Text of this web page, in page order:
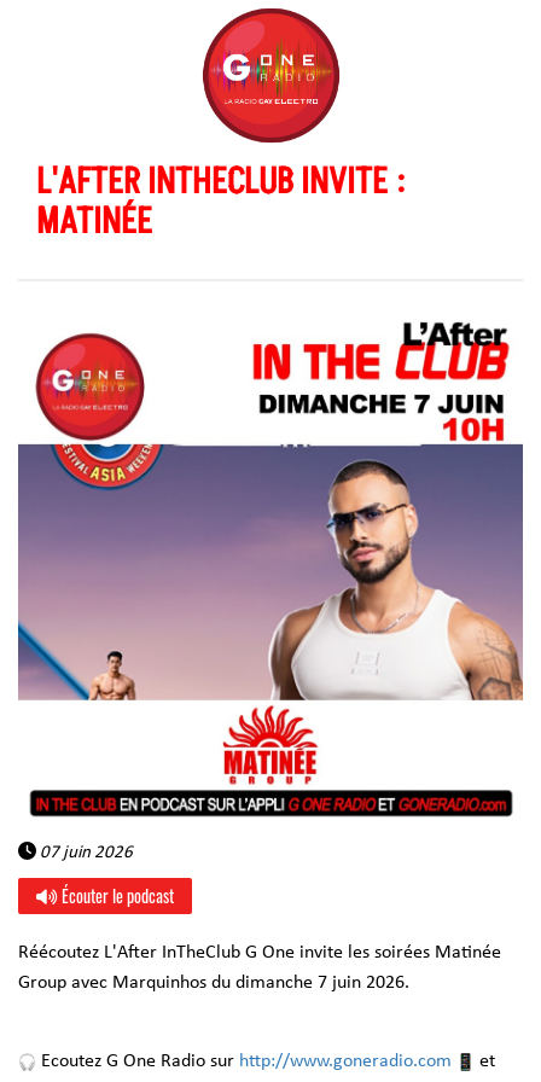
L'AFTER INTHECLUB INVITE :
MATINÉE
07 juin 2026
Écouter le podcast
Réécoutez L'After InTheClub G One invite les soirées Matinée
Group avec Marquinhos du dimanche 7 juin 2026.
Ecoutez G One Radio sur http://www.goneradio.com et